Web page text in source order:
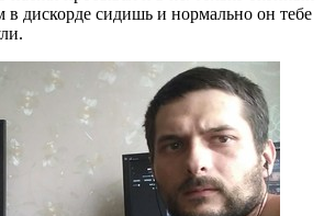
в дискорде сидишь и нормально он тебе